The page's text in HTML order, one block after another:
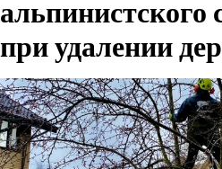
альпинистского
при удалении